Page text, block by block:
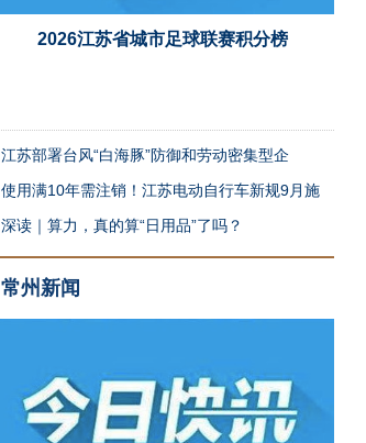
2026江苏省城市足球联赛积分榜
江苏部署台风“白海豚”防御和劳动密集型企
使用满10年需注销！江苏电动自行车新规9月施
深读｜算力，真的算“日用品”了吗？
常州新闻